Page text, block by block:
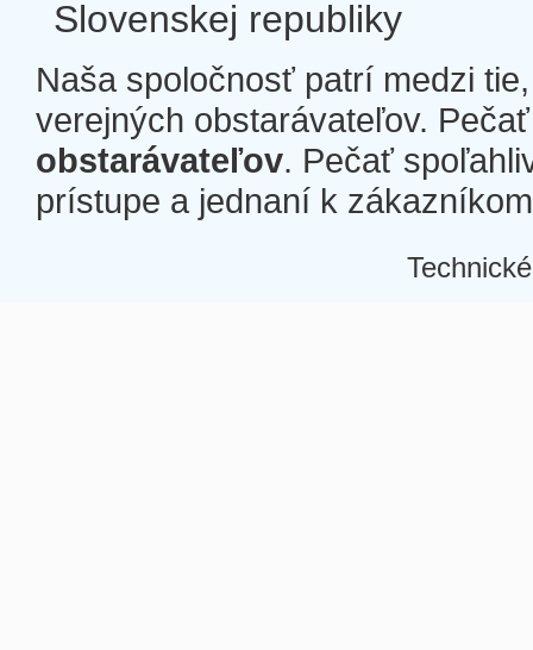
Slovenskej republiky
Naša spoločnosť patrí medzi
verejných obstarávateľov.
obstarávateľov. Pečať
prístupe a jednaní k